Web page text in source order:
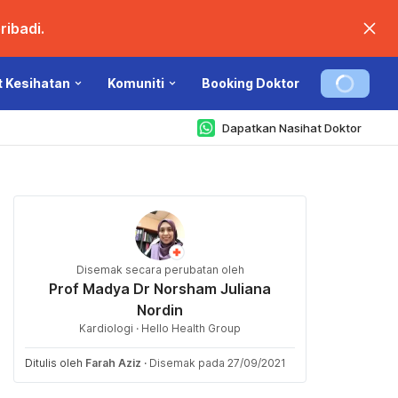
Kesihatan Komuniti Booking Doktor
Dapatkan Nasihat Doktor
Disemak secara perubatan oleh
Prof Madya Dr Norsham Juliana
Nordin
Kardiologi · Hello Health Group
Ditulis oleh Farah Aziz · Disemak pada 27/09/2021